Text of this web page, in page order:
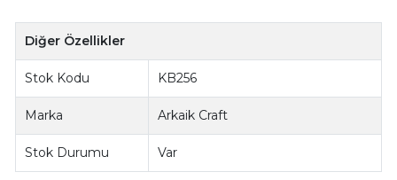
Diğer Özellikler
Stok Kodu KB256
Marka Arkaik Craft
Stok Durumu Var